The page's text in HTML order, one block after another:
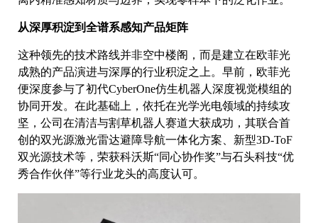
从深厚积淀到全谱系感知产品矩阵
这种领先的技术路线并非空中楼阁，而是建立在欧菲光
成熟的产品演进与深厚的行业积淀之上。早前，欧菲光
便深度参与了初代CyberOne仿生机器人深度视觉模组的
协同开发。在此基础上，依托在光学光电领域的持续攻
坚，公司在清洁与割草机器人赛道大获成功，其联合首
创的双光源激光雷达避障导航一体化方案、新型3D-ToF
双光源技术等，荣获科沃斯“同心协作奖”与石头科技“优
秀合作伙伴”等行业龙头的高度认可。